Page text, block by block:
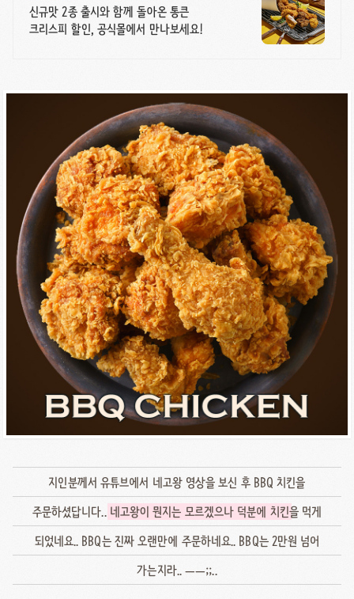
클리어런스 ~70% 상품까지
신규맛 2종 출시와 함께 돌아온 통큰
크리스피 할인, 공식몰에서 만나보세요!
지인분께서 유튜브에서 네고왕 영상을 보신 후 BBQ 치킨을
주문하셨답니다.. 네고왕이 뭔지는 모르겠으나 덕분에 치킨을 먹게
되었네요.. BBQ는 진짜 오랜만에 주문하네요.. BBQ는 2만원 넘어
가는지라.. ㅡㅡ;;..